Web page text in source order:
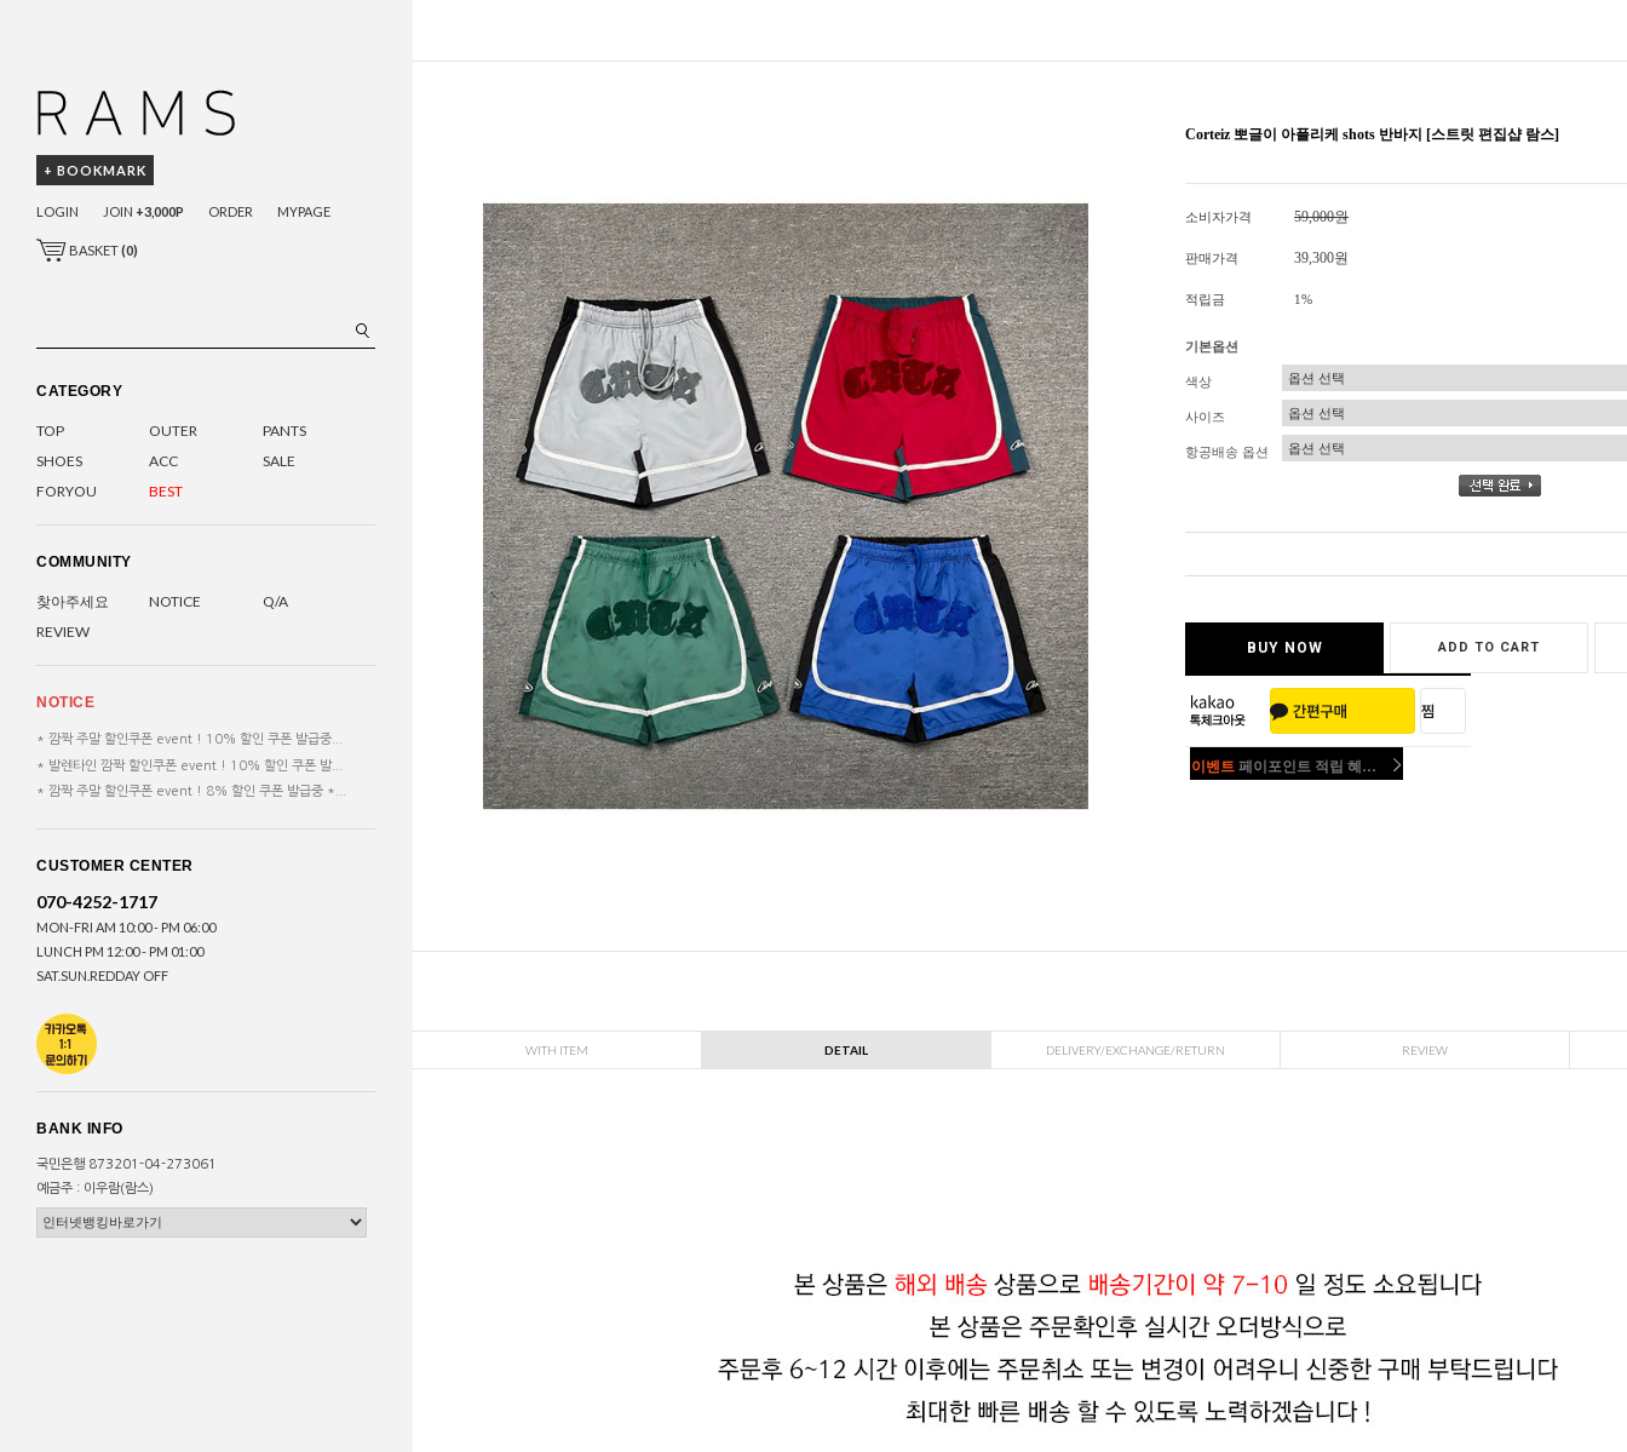
+ BOOKMARK
LOGIN JOIN +3,000P ORDER MYPAGE
BASKET(0)
CATEGORY
TOP OUTER
PANTS
SHOES
ACC
SALE
FORYOU
BEST
COMMUNITY
찾아주세요 NOTICE
Q/A
REVIEW
NOTICE
* 깜짝 주말 할인쿠폰 event ! 10% 할인 쿠폰 발급중...
* 발렌타인 깜짝 할인쿠폰 event ! 10% 할인 쿠폰 발...
* 깜짝 주말 할인쿠폰 event ! 8% 할인 쿠폰 발급중 *...
CUSTOMER CENTER
070-4252-1717
MON-FRI AM 10:00 - PM 06:00
LUNCH PM 12:00 - PM 01:00
SAT.SUN.REDDAY OFF
BANK INFO
국민은행 873201-04-273061
예금주 : 이우람(람스)
Corteiz 뽀글이 아플리케 shots 반바지 [스트릿 편집샵 람스]
소비자가격 59,000원
판매가격 39,300원
적립금 1%
기본옵션
색상
사이즈
항공배송 옵션
BUY NOW ADD TO CART
이벤트 페이포인트 적립 혜택 2배 UP!
WITH ITEM DETAIL DELIVERY/EXCHANGE/RETURN REVIEW